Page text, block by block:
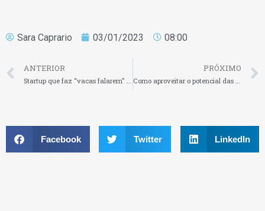
Sara Caprario 03/01/2023 08:00
ANTERIOR PRÓXIMO
Facebook Twitter LinkedIn